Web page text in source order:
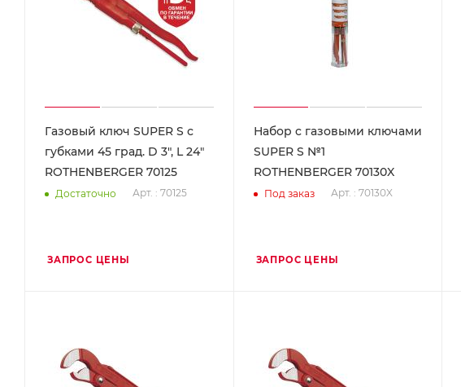
Газовый ключ SUPER S с
губками 45 град. D 3", L 24"
ROTHENBERGER 70125
Достаточно Арт. : 70125
ЗАПРОС ЦЕНЫ
Набор c газовыми ключами
SUPER S №1
ROTHENBERGER 70130X
Под заказ Арт. : 70130X
ЗАПРОС ЦЕНЫ